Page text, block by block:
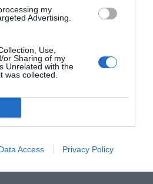
my
Advertising.
Use,
or Sharing of my
Unrelated with the
was collected.
Access Privacy Policy